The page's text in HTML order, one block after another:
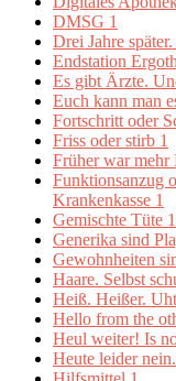
DMSG 1
Drei Jahre
Endstation
Es gibt Ärzte.
Euch kann man
Fortschritt oder
Friss oder stirb 1
Früher war mehr
Funktionsanzug
Krankenkasse 1
Gemischte Tüte 1
Generika sind
Gewohnheiten
Haare. Selbst
Heiß. Heißer.
Hello from the
Heul weiter! Is
Heute leider